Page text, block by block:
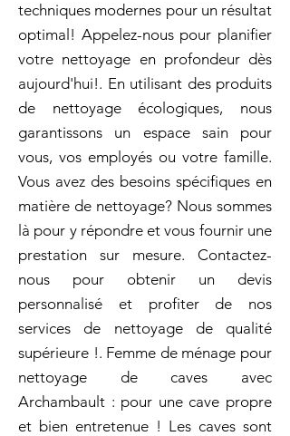
techniques modernes pour un résultat
optimal! Appelez-nous pour planifier
votre nettoyage en profondeur dès
aujourd'hui!. En utilisant des produits
de nettoyage écologiques, nous
garantissons un espace sain pour
vous, vos employés ou votre famille.
Vous avez des besoins spécifiques en
matière de nettoyage? Nous sommes
là pour y répondre et vous fournir une
prestation sur mesure. Contactez-
nous pour obtenir un devis
personnalisé et profiter de nos
services de nettoyage de qualité
supérieure !. Femme de ménage pour
nettoyage de caves avec
Archambault : pour une cave propre
et bien entretenue ! Les caves sont